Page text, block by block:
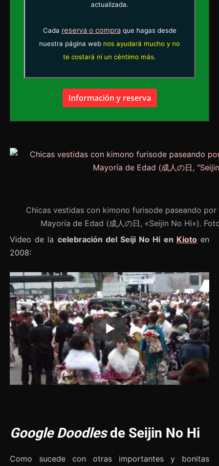
actualizada.
Cada reserva o compraque hagas desde
nuestra página web nos ayudará mucho y no
te costará ni un céntimo más.
Información y reserva
Chicas vestidas con kimono furisode paseando
Mayoría de Edad (成人の日, «Seijin No Hi»).
Video de la celebración del Seiji No Hi en Kiotoen
2008:
Google Doodlesde Seijin No Hi
Como sucede con otras importantes y bonitas